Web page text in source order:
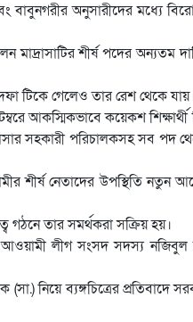
বাবুনগরীর অনুসারীদের মধ্যে
মাদ্রাসাটির শীর্ষ পদের অন্যতম
টিকে গেলেও তার রেশ থেকে
আকস্মিকভাবে কয়েকশ
সহকারী পরিচালকসহ সব পদ
শীর্ষ নেতাদের উপস্থিতি নতুন
গঠনে তার সমর্থকরা সক্রিয় হয়।
লীগ সংসদ সদস্য নজিবুল
নিয়ে ব্যঙ্গচিত্রের প্রতিবাদে